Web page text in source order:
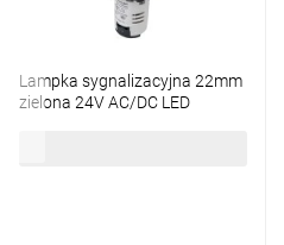
Lampka sygnalizacyjna 22mm
zielona 24V AC/DC LED